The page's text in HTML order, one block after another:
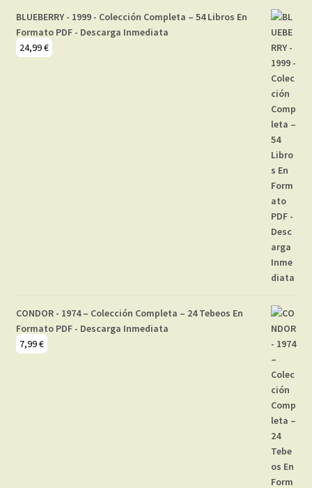
BLUEBERRY - 1999 - Colección Completa – 54 Libros En
Formato PDF - Descarga Inmediata
24,99€
CONDOR - 1974 – Colección Completa – 24 Tebeos En
Formato PDF - Descarga Inmediata
7,99€